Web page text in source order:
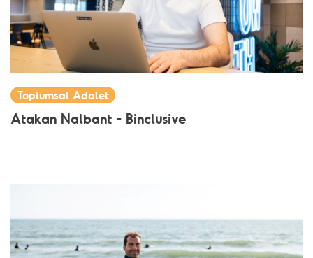
Toplumsal Adalet
Atakan Nalbant - Binclusive